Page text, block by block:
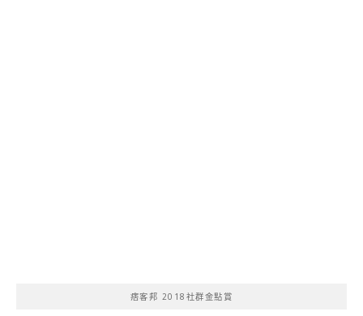
痞客邦 2018社群金點賞